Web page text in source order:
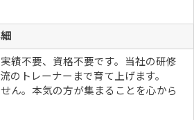
績不要、資格不要です。当社の研修
のトレーナーまで育て上げます。
ん。本気の方が集まることを心から